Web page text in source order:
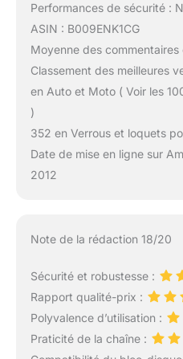
Performances de sécurité :
ASIN : B009ENK1CG
Moyenne des
Classement des meilleures
en Auto et Moto ( Voir les
)
352 en Verrous et loquets
Date de mise en ligne sur
2012
Note de la rédaction 18/20
Sécurité et robustesse :
Rapport qualité-prix :
Polyvalence d’utilisation :
Praticité de la chaîne :